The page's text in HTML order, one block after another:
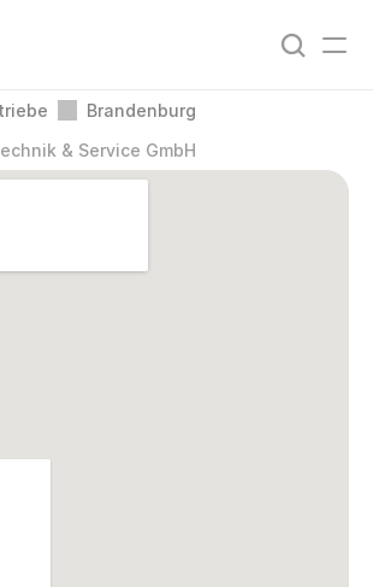
Brandenburg
& Service GmbH